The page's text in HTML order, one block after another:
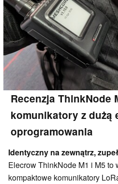
Recenzja ThinkNode
komunikatory z dużą
oprogramowania
Identyczny na zewnątrz,
Elecrow ThinkNode M1 i M5 to
kompaktowe komunikatory